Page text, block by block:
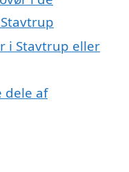
i Stavtrup eller
dele af